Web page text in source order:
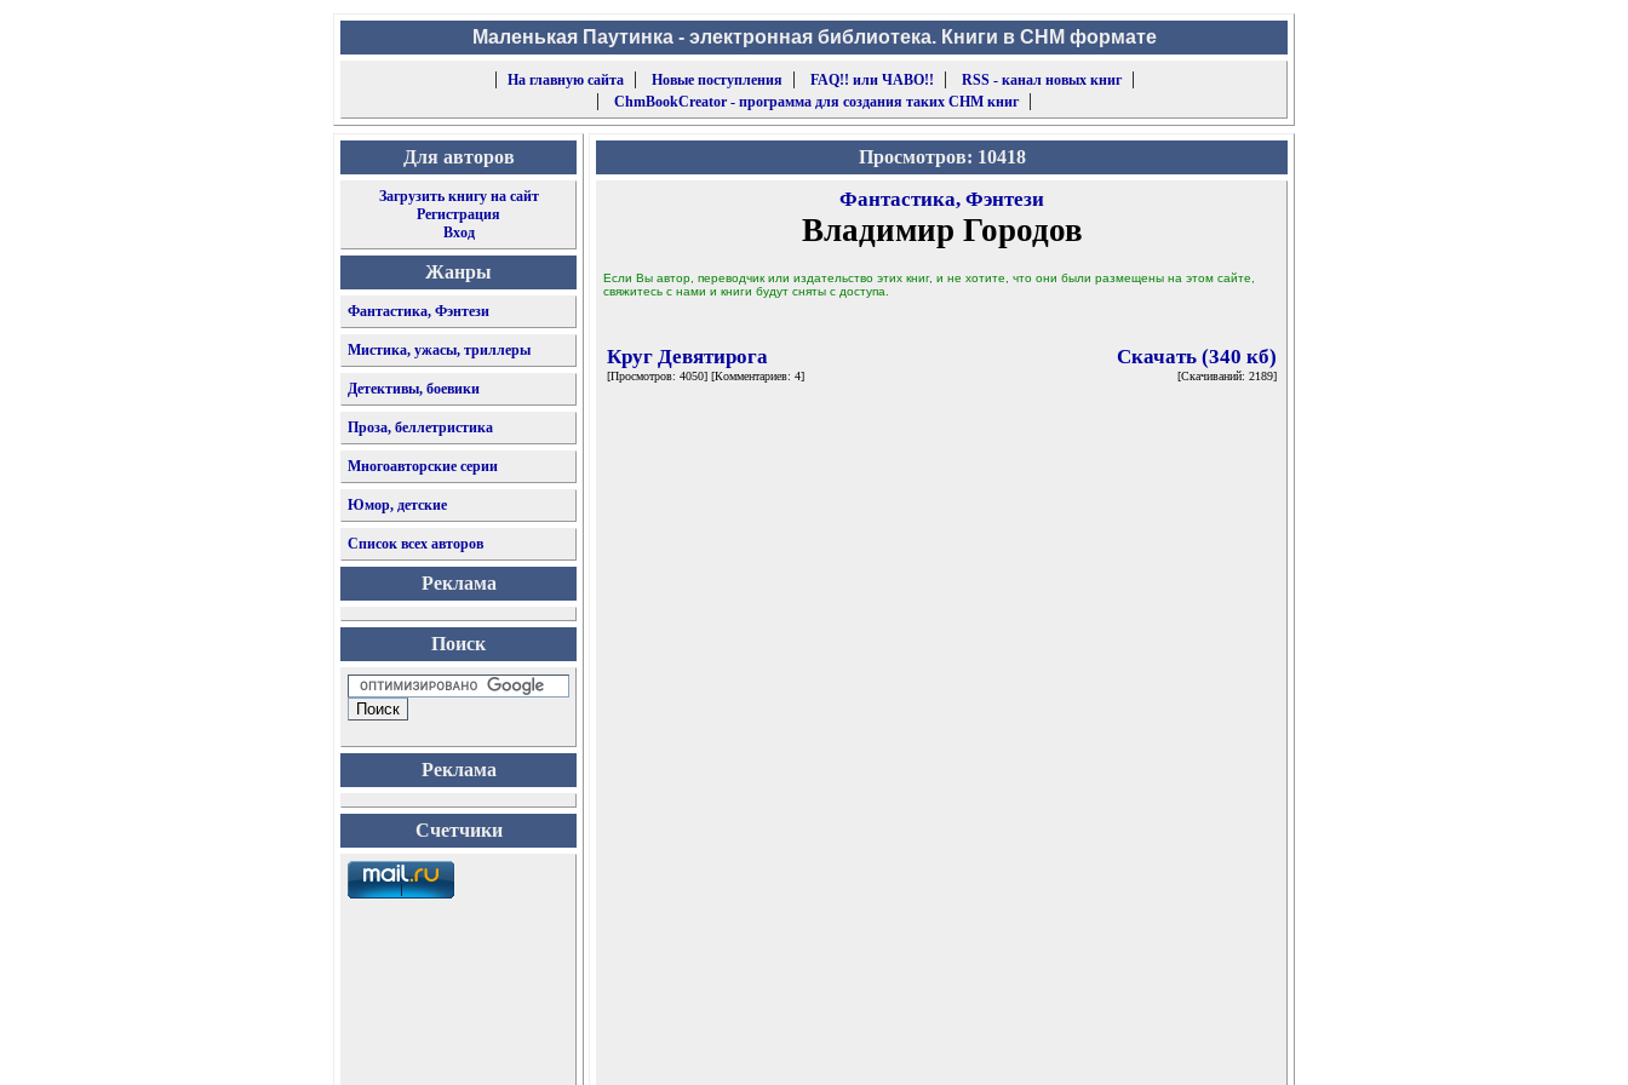
Маленькая Паутинка - электронная библиотека. Книги в CHM формате
|
На главную сайта| Новые поступления | FAQ!! или ЧАВО!! | RSS - канал новых книг|
|
ChmBookCreator - программа для создания таких CHM книг|
Для авторов
Загрузить книгу на сайт
Регистрация
Вход
Жанры
Фантастика, Фэнтези
Мистика, ужасы, триллеры
Детективы, боевики
Проза, беллетристика
Многоавторские серии
Юмор, детские
Список всех авторов
Реклама
Поиск
Реклама
Счетчики
Просмотров: 10418
Фантастика, Фэнтези
Владимир Городов
Если Вы автор, переводчик или издательство этих книг, и не хотите, что они были размещены на этом сайте,
свяжитесь с нами и книги будут сняты с доступа.
Круг Девятирога
[Просмотров: 4050] [Комментариев: 4]
Скачать (340 кб)
[Скачиваний: 2189]